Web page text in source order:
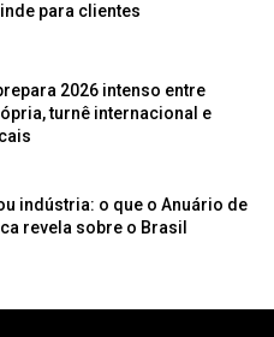
para clientes
2026 intenso entre
turnê internacional e
indústria: o que o Anuário de
revela sobre o Brasil